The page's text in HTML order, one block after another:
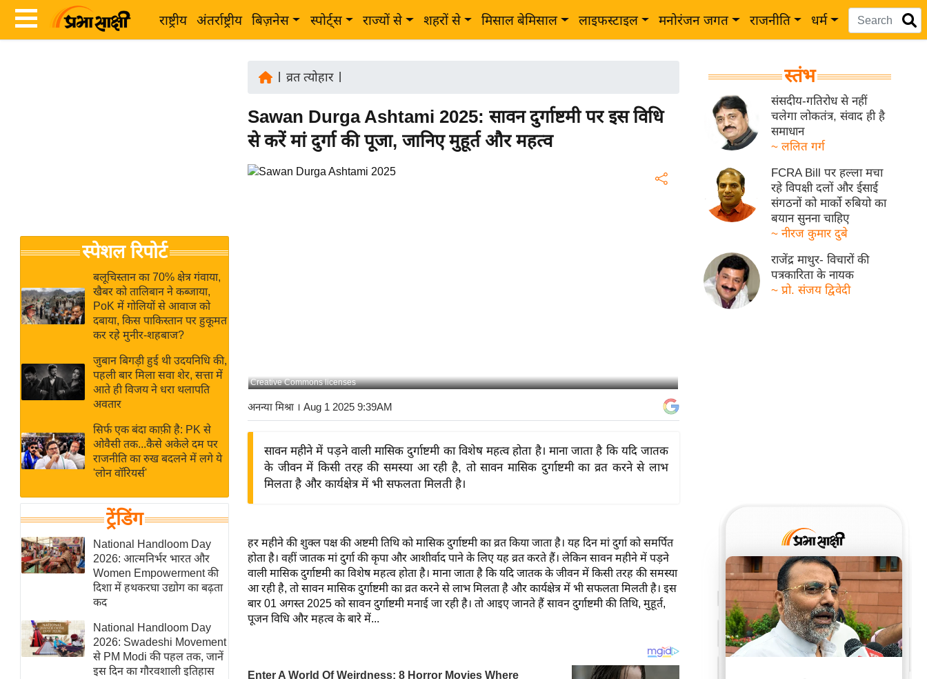
राष्ट्रीय अंतर्राष्ट्रीय बिज़नेस स्पोर्ट्स राज्यों से शहरों से मिसाल बेमिसाल लाइफस्टाइल मनोरंजन जगत राजनीति धर्म
Breaking
News in
Hindi
Hindi
Videos
जगत
राय
बजट
IPL
2026
ई-पेपर
मिसाल बेमिसाल
शख्सियत
यंग इंडिया
साहित्य जगत
ऑटो वर्ल्ड
न्यूज ब्रीफ
मनोरंजन जगत
बॉलीवुड
हॉलीवुड
फिल्म समीक्षा
Breaking
स्पेशल रिपोर्ट
बलूचिस्तान का 70% क्षेत्र गंवाया,
खैबर को तालिबान ने कब्जाया,
PoK में गोलियों से आवाज को
दबाया, किस पाकिस्तान पर हुकूमत
कर रहे मुनीर-शहबाज?
जुबान बिगड़ी हुई थी उदयनिधि की,
पहली बार मिला सवा शेर, सत्ता में
आते ही विजय ने धरा थलापति
अवतार
सिर्फ एक बंदा काफ़ी है: PK से
ओवैसी तक...कैसे अकेले दम पर
राजनीति का रुख बदलने में लगे ये
'लोन वॉरियर्स'
ट्रेंडिंग
National Handloom Day
2026: आत्मनिर्भर भारत और
Women Empowerment की
दिशा में हथकरघा उद्योग का बढ़ता
कद
National Handloom Day
2026: Swadeshi Movement
से PM Modi की पहल तक, जानें
इस दिन का गौरवशाली इतिहास
व्रत त्योहार|
Sawan Durga Ashtami 2025: सावन दुर्गाष्टमी पर इस विधि
से करें मां दुर्गा की पूजा, जानिए मुहूर्त और महत्व
Creative Commons licenses
अनन्या मिश्रा । Aug 1 2025 9:39AM
सावन महीने में पड़ने वाली मासिक दुर्गाष्टमी का विशेष महत्व होता है। माना जाता है कि यदि जातक
के जीवन में किसी तरह की समस्या आ रही है, तो सावन मासिक दुर्गाष्टमी का व्रत करने से लाभ
मिलता है और कार्यक्षेत्र में भी सफलता मिलती है।
हर महीने की शुक्ल पक्ष की अष्टमी तिथि को मासिक दुर्गाष्टमी का व्रत किया जाता है। यह दिन मां दुर्गा को समर्पित
होता है। वहीं जातक मां दुर्गा की कृपा और आशीर्वाद पाने के लिए यह व्रत करते हैं। लेकिन सावन महीने में पड़ने
वाली मासिक दुर्गाष्टमी का विशेष महत्व होता है। माना जाता है कि यदि जातक के जीवन में किसी तरह की समस्या
आ रही है, तो सावन मासिक दुर्गाष्टमी का व्रत करने से लाभ मिलता है और कार्यक्षेत्र में भी सफलता मिलती है। इस
बार 01 अगस्त 2025 को सावन दुर्गाष्टमी मनाई जा रही है। तो आइए जानते हैं सावन दुर्गाष्टमी की तिथि, मुहूर्त,
पूजन विधि और महत्व के बारे में...
स्तंभ
संसदीय-गतिरोध से नहीं
चलेगा लोकतंत्र, संवाद ही है
समाधान
~ ललित गर्ग
FCRA Bill पर हल्ला मचा
रहे विपक्षी दलों और ईसाई
संगठनों को मार्को रुबियो का
बयान सुनना चाहिए
~ नीरज कुमार दुबे
राजेंद्र माथुर- विचारों की
पत्रकारिता के नायक
~ प्रो. संजय द्विवेदी